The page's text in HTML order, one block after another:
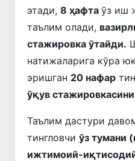
этади, 8 ҳафта ўз иш
таълим олади,
стажировка ўтайди.
натижаларига кўра
эришган 20 нафар
ўқув
Таълим дастури
тингловчи ўз тумани
ижтимоий-